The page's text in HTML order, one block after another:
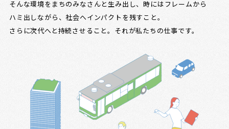
そんな環境をまちのみなさんと生み出し、時にはフレームから
ハミ出しながら、社会へインパクトを残すこと。
さらに次代へと持続させること。それが私たちの仕事です。